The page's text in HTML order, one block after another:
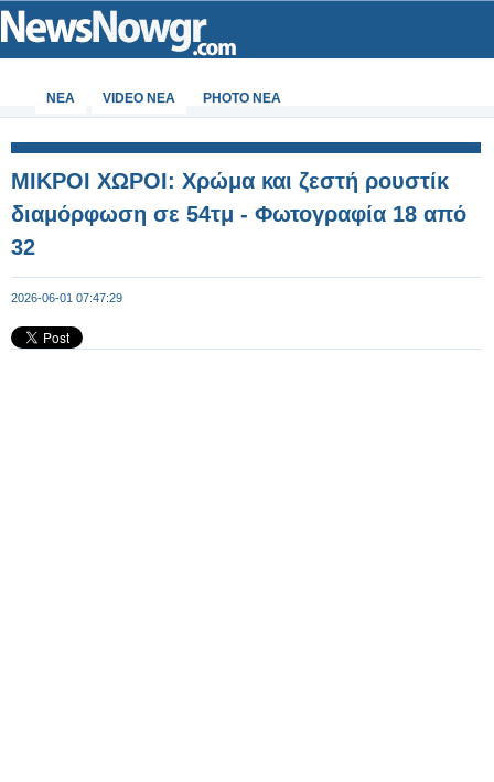
ΝΕΑ VIDEO NEA PHOTO NEA
ΜΙΚΡΟΙ ΧΩΡΟΙ: Χρώμα και ζεστή ρουστίκ
διαμόρφωση σε 54τμ - Φωτογραφία 18 από
32
2026-06-01 07:47:29